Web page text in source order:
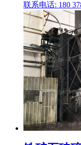
联系电话: 180